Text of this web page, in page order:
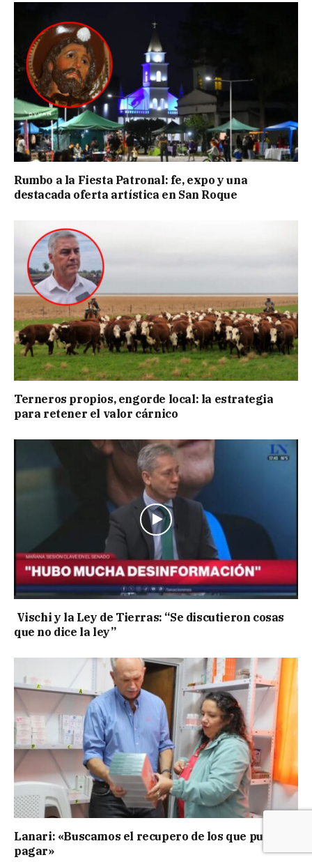
Rumbo a la Fiesta Patronal: fe, expo y una
destacada oferta artística en San Roque
Terneros propios, engorde local: la estrategia
para retener el valor cárnico
Vischi y la Ley de Tierras: “Se discutieron cosas
que no dice la ley”
Lanari: «Buscamos el recupero de los que pueden
pagar»